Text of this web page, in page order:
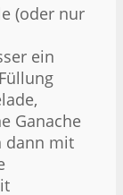
(oder nur
ein
Ganache
dann mit